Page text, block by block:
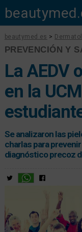
beautymed.es >
PREVENCIÓN Y
La AEDV
en la
Se analizaron las
charlas para
diagnóstico precoz